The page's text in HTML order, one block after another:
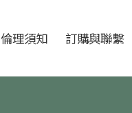
倫理須知 訂購與聯繫